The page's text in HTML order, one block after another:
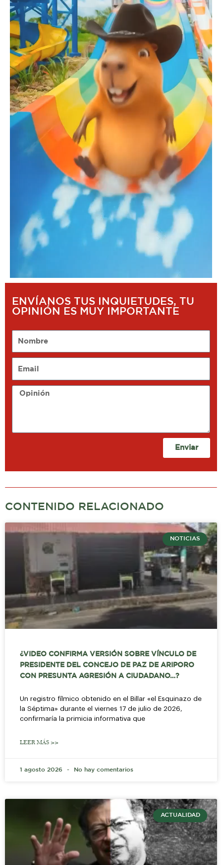
ENVÍANOS TUS INQUIETUDES, TU
OPINIÓN ES MUY IMPORTANTE
Opinión
Enviar
CONTENIDO RELACIONADO
NOTICIAS
¿VIDEO CONFIRMA VERSIÓN SOBRE VÍNCULO DE
PRESIDENTE DEL CONCEJO DE PAZ DE ARIPORO
CON PRESUNTA AGRESIÓN A CIUDADANO…?
Un registro fílmico obtenido en el Billar «el Esquinazo de
la Séptima» durante el viernes 17 de julio de 2026,
confirmaría la primicia informativa que
LEER MÁS >>
1 agosto 2026 No hay comentarios
ACTUALIDAD